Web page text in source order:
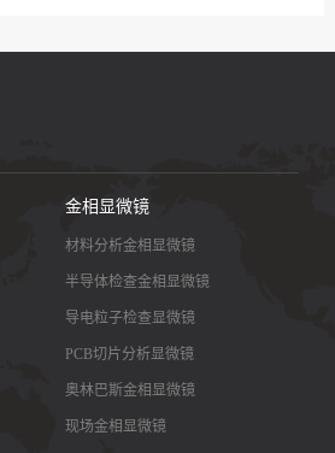
金相显微镜
材料分析金相显微镜
半导体检查金相显微镜
导电粒子检查显微镜
PCB切片分析显微镜
奥林巴斯金相显微镜
现场金相显微镜